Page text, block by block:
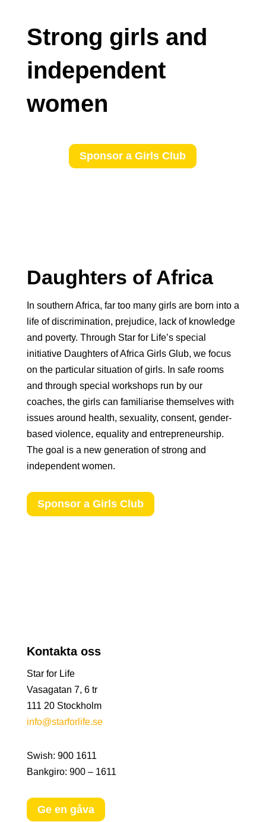
Strong girls and
independent
women
Sponsor a Girls Club
Daughters of Africa
In southern Africa, far too many girls are born into a
life of discrimination, prejudice, lack of knowledge
and poverty. Through Star for Life’s special
initiative Daughters of Africa Girls Glub, we focus
on the particular situation of girls. In safe rooms
and through special workshops run by our
coaches, the girls can familiarise themselves with
issues around health, sexuality, consent, gender-
based violence, equality and entrepreneurship.
The goal is a new generation of strong and
independent women.
Sponsor a Girls Club
Kontakta oss
Star for Life
Vasagatan 7, 6 tr
111 20 Stockholm
info@starforlife.se
Swish: 900 1611
Bankgiro: 900 – 1611
Ge en gåva